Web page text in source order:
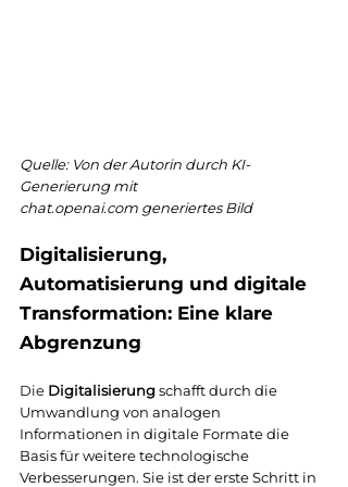
Quelle: Von der Autorin durch KI-
Generierung mit
chat.openai.com generiertes Bild
Digitalisierung,
Automatisierung und digitale
Transformation: Eine klare
Abgrenzung
Die Digitalisierung schafft durch die
Umwandlung von analogen
Informationen in digitale Formate die
Basis für weitere technologische
Verbesserungen. Sie ist der erste Schritt in